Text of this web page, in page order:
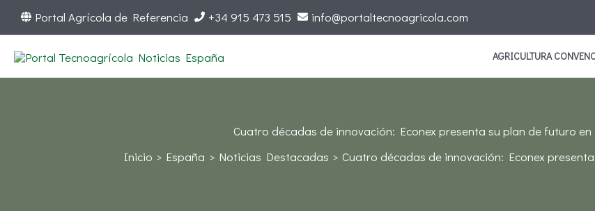
Portal Agrícola de Referencia +34 915 473 515 info@portaltecnoagricola.com
AGRICULTURA
Cuatro décadas de innovación: Econex presenta su plan de futuro
Inicio
España Noticias Destacadas Cuatro décadas de innovación: Econex